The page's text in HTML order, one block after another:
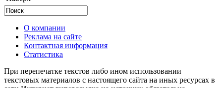
О компании
Реклама на сайте
Контактная информация
Статистика
При перепечатке текстов либо ином использовании
текстовых материалов с настоящего сайта на иных ресурсах в